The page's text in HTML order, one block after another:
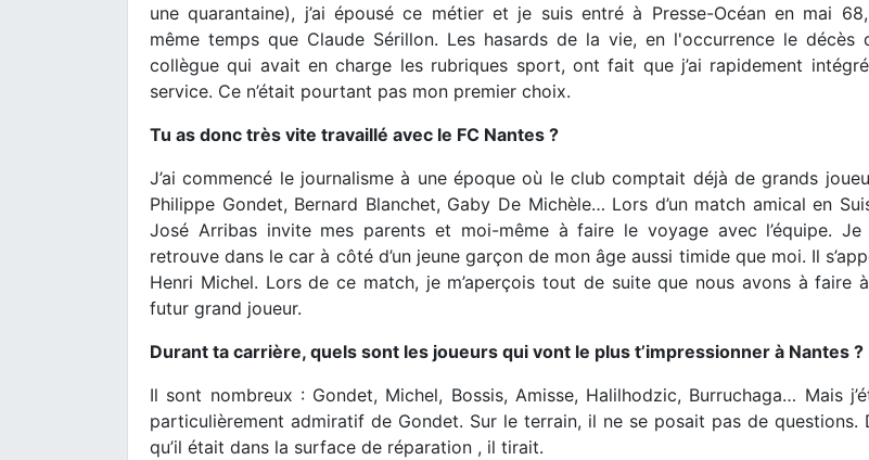
une quarantaine), j’ai épousé ce métier et je suis entré à Presse-Océan en mai
même temps que Claude Sérillon. Les hasards de la vie, en l'occurrence le décès
collègue qui avait en charge les rubriques sport, ont fait que j’ai rapidement
service. Ce n’était pourtant pas mon premier choix.
Tu as donc très vite travaillé avec le FC Nantes ?
J’ai commencé le journalisme à une époque où le club comptait déjà de grands
Philippe Gondet, Bernard Blanchet, Gaby De Michèle… Lors d’un match amical en
José Arribas invite mes parents et moi-même à faire le voyage avec l’équipe. Je
retrouve dans le car à côté d’un jeune garçon de mon âge aussi timide que moi. Il
Henri Michel. Lors de ce match, je m’aperçois tout de suite que nous avons à faire
futur grand joueur.
Durant ta carrière, quels sont les joueurs qui vont le plus t’impressionner à Nantes ?
Il sont nombreux : Gondet, Michel, Bossis, Amisse, Halilhodzic, Burruchaga… Mais
particulièrement admiratif de Gondet. Sur le terrain, il ne se posait pas de questions.
qu’il était dans la surface de réparation , il tirait.